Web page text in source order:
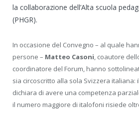
la collaborazione dell’Alta scuola
(PHGR).
In occasione del Convegno – al quale
persone – Matteo Casoni, coautore
coordinatore del Forum, hanno
sia circoscritto alla sola Svizzera italiana:
dichiara di avere una competenza
il numero maggiore di italofoni risiede